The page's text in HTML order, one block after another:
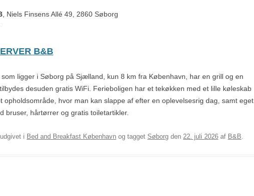
, Niels Finsens Allé 49, 2860 Søborg
B&B
som ligger i Søborg på Sjælland, kun 8 km fra København, har en grill og en
desuden gratis WiFi. Ferieboligen har et tekøkken med et lille køleskab
opholdsområde, hvor man kan slappe af efter en oplevelsesrig dag, samt eget
bruser, hårtørrer og gratis toiletartikler.
i Bed and Breakfast København og tagget Søborg den 22. juli 2026 af B&B.